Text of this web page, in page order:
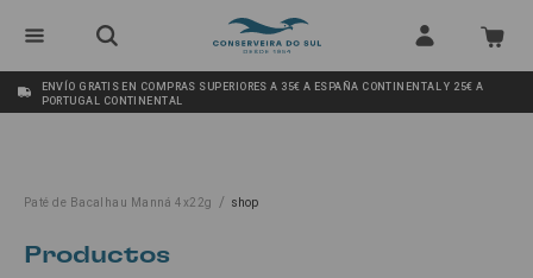
ENVÍO GRATIS EN COMPRAS SUPERIORES A 35€ A ESPAÑA CONTINENTAL Y 25€ A
PORTUGAL CONTINENTAL
Paté de Bacalhau Manná 4x22g / shop
Productos